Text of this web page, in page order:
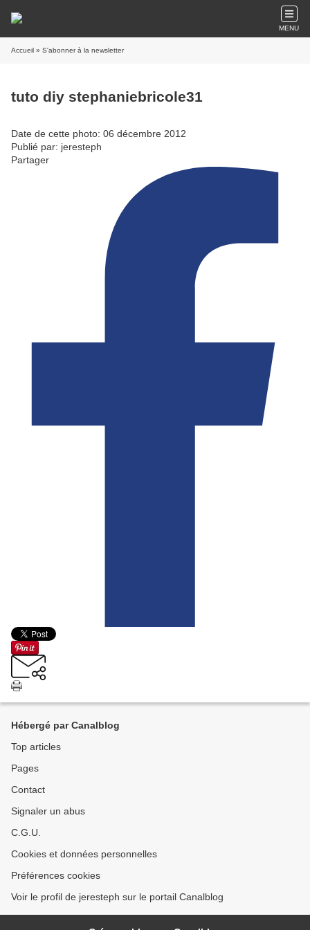
MENU
Accueil » S'abonner à la newsletter
tuto diy stephaniebricole31
Date de cette photo: 06 décembre 2012
Publié par: jeresteph
Partager
Hébergé par Canalblog
Top articles
Pages
Contact
Signaler un abus
C.G.U.
Cookies et données personnelles
Préférences cookies
Voir le profil de jeresteph sur le portail Canalblog